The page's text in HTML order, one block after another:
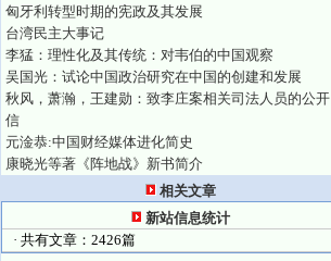
匈牙利转型时期的宪政及其发展
台湾民主大事记
李猛：理性化及其传统：对韦伯的中国观察
吴国光：试论中国政治研究在中国的创建和发展
秋风，萧瀚，王建勋：致李庄案相关司法人员的公开
信
元淦恭:中国财经媒体进化简史
康晓光等著《阵地战》新书简介
相关文章
新站信息统计
· 共有文章：2426篇